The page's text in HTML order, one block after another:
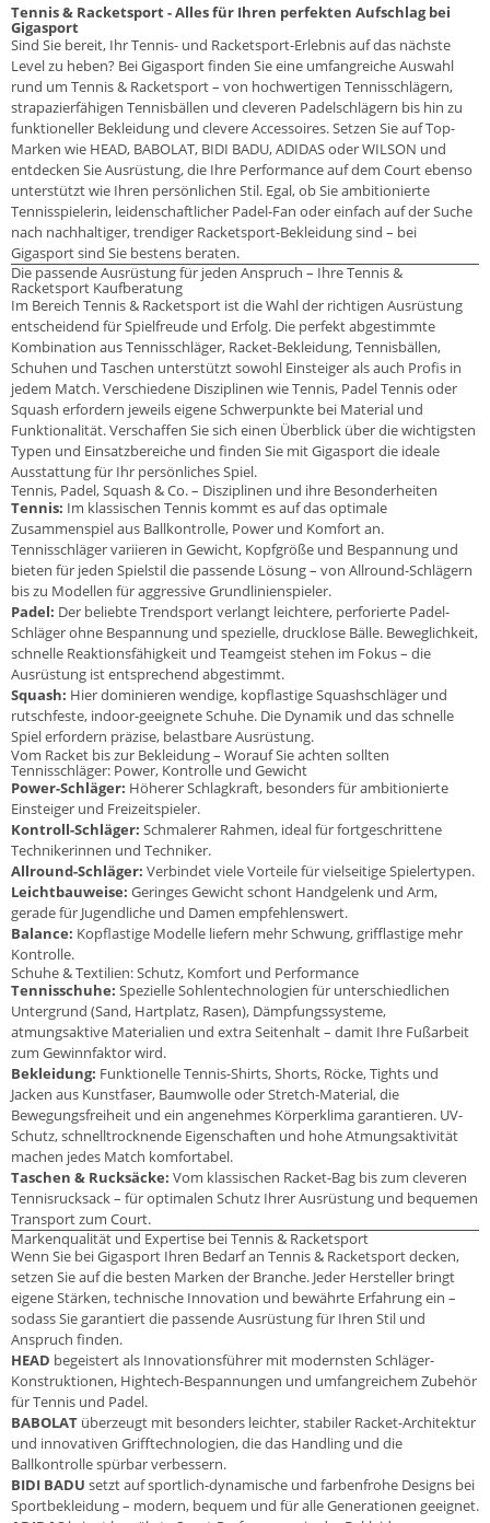
Tennis & Racketsport - Alles für Ihren perfekten Aufschlag bei
Gigasport
Sind Sie bereit, Ihr Tennis- und Racketsport-Erlebnis auf das nächste
Level zu heben? Bei Gigasport finden Sie eine umfangreiche Auswahl
rund um Tennis & Racketsport – von hochwertigen Tennisschlägern,
strapazierfähigen Tennisbällen und cleveren Padelschlägern bis hin zu
funktioneller Bekleidung und clevere Accessoires. Setzen Sie auf Top-
Marken wie HEAD, BABOLAT, BIDI BADU, ADIDAS oder WILSON und
entdecken Sie Ausrüstung, die Ihre Performance auf dem Court ebenso
unterstützt wie Ihren persönlichen Stil. Egal, ob Sie ambitionierte
Tennisspielerin, leidenschaftlicher Padel-Fan oder einfach auf der Suche
nach nachhaltiger, trendiger Racketsport-Bekleidung sind – bei
Gigasport sind Sie bestens beraten.
Die passende Ausrüstung für jeden Anspruch – Ihre Tennis &
Racketsport Kaufberatung
Im Bereich Tennis & Racketsport ist die Wahl der richtigen Ausrüstung
entscheidend für Spielfreude und Erfolg. Die perfekt abgestimmte
Kombination aus Tennisschläger, Racket-Bekleidung, Tennisbällen,
Schuhen und Taschen unterstützt sowohl Einsteiger als auch Profis in
jedem Match. Verschiedene Disziplinen wie Tennis, Padel Tennis oder
Squash erfordern jeweils eigene Schwerpunkte bei Material und
Funktionalität. Verschaffen Sie sich einen Überblick über die wichtigsten
Typen und Einsatzbereiche und finden Sie mit Gigasport die ideale
Ausstattung für Ihr persönliches Spiel.
Tennis, Padel, Squash & Co. – Disziplinen und ihre Besonderheiten
Tennis: Im klassischen Tennis kommt es auf das optimale
Zusammenspiel aus Ballkontrolle, Power und Komfort an.
Tennisschläger variieren in Gewicht, Kopfgröße und Bespannung und
bieten für jeden Spielstil die passende Lösung – von Allround-Schlägern
bis zu Modellen für aggressive Grundlinienspieler.
Padel: Der beliebte Trendsport verlangt leichtere, perforierte Padel-
Schläger ohne Bespannung und spezielle, drucklose Bälle. Beweglichkeit,
schnelle Reaktionsfähigkeit und Teamgeist stehen im Fokus – die
Ausrüstung ist entsprechend abgestimmt.
Squash: Hier dominieren wendige, kopflastige Squashschläger und
rutschfeste, indoor-geeignete Schuhe. Die Dynamik und das schnelle
Spiel erfordern präzise, belastbare Ausrüstung.
Vom Racket bis zur Bekleidung – Worauf Sie achten sollten
Tennisschläger: Power, Kontrolle und Gewicht
Power-Schläger: Höherer Schlagkraft, besonders für ambitionierte
Einsteiger und Freizeitspieler.
Kontroll-Schläger: Schmalerer Rahmen, ideal für fortgeschrittene
Technikerinnen und Techniker.
Allround-Schläger: Verbindet viele Vorteile für vielseitige Spielertypen.
Leichtbauweise: Geringes Gewicht schont Handgelenk und Arm,
gerade für Jugendliche und Damen empfehlenswert.
Balance: Kopflastige Modelle liefern mehr Schwung, grifflastige mehr
Kontrolle.
Schuhe & Textilien: Schutz, Komfort und Performance
Tennisschuhe: Spezielle Sohlentechnologien für unterschiedlichen
Untergrund (Sand, Hartplatz, Rasen), Dämpfungssysteme,
atmungsaktive Materialien und extra Seitenhalt – damit Ihre Fußarbeit
zum Gewinnfaktor wird.
Bekleidung: Funktionelle Tennis-Shirts, Shorts, Röcke, Tights und
Jacken aus Kunstfaser, Baumwolle oder Stretch-Material, die
Bewegungsfreiheit und ein angenehmes Körperklima garantieren. UV-
Schutz, schnelltrocknende Eigenschaften und hohe Atmungsaktivität
machen jedes Match komfortabel.
Taschen & Rucksäcke: Vom klassischen Racket-Bag bis zum cleveren
Tennisrucksack – für optimalen Schutz Ihrer Ausrüstung und bequemen
Transport zum Court.
Markenqualität und Expertise bei Tennis & Racketsport
Wenn Sie bei Gigasport Ihren Bedarf an Tennis & Racketsport decken,
setzen Sie auf die besten Marken der Branche. Jeder Hersteller bringt
eigene Stärken, technische Innovation und bewährte Erfahrung ein –
sodass Sie garantiert die passende Ausrüstung für Ihren Stil und
Anspruch finden.
HEAD begeistert als Innovationsführer mit modernsten Schläger-
Konstruktionen, Hightech-Bespannungen und umfangreichem Zubehör
für Tennis und Padel.
BABOLAT überzeugt mit besonders leichter, stabiler Racket-Architektur
und innovativen Grifftechnologien, die das Handling und die
Ballkontrolle spürbar verbessern.
BIDI BADU setzt auf sportlich-dynamische und farbenfrohe Designs bei
Sportbekleidung – modern, bequem und für alle Generationen geeignet.